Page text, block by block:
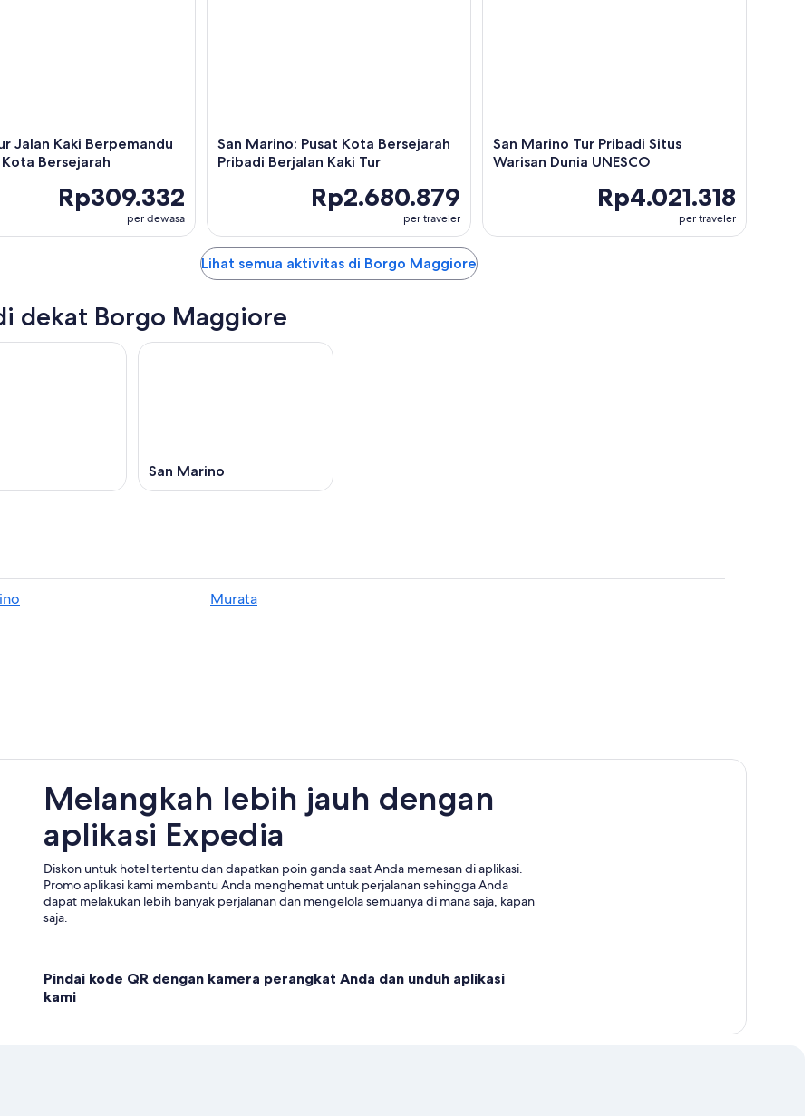
Jalan Kaki Berpemandu
Kota Bersejarah
Rp309.332
per dewasa
San Marino: Pusat Kota Bersejarah
Pribadi Berjalan Kaki Tur
Rp2.680.879
per traveler
San Marino Tur Pribadi Situs
Warisan Dunia UNESCO
Rp4.021.318
per traveler
Lihat semua aktivitas di Borgo Maggiore
dekat Borgo Maggiore
San Marino
Murata
Melangkah lebih jauh dengan
aplikasi Expedia
Diskon untuk hotel tertentu dan dapatkan poin ganda saat Anda memesan di aplikasi.
Promo aplikasi kami membantu Anda menghemat untuk perjalanan sehingga Anda
dapat melakukan lebih banyak perjalanan dan mengelola semuanya di mana saja, kapan
saja.
Pindai kode QR dengan kamera perangkat Anda dan unduh aplikasi
kami